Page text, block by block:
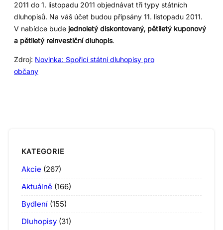
2011 do 1. listopadu 2011 objednávat tři typy státních
dluhopisů. Na váš účet budou připsány 11. listopadu 2011.
V nabídce bude jednoletý diskontovaný, pětiletý kuponový
a pětiletý reinvestiční dluhopis.
Zdroj: Novinka: Spořicí státní dluhopisy pro
občany
KATEGORIE
Akcie (267)
Aktuálně (166)
Bydlení (155)
Dluhopisy (31)